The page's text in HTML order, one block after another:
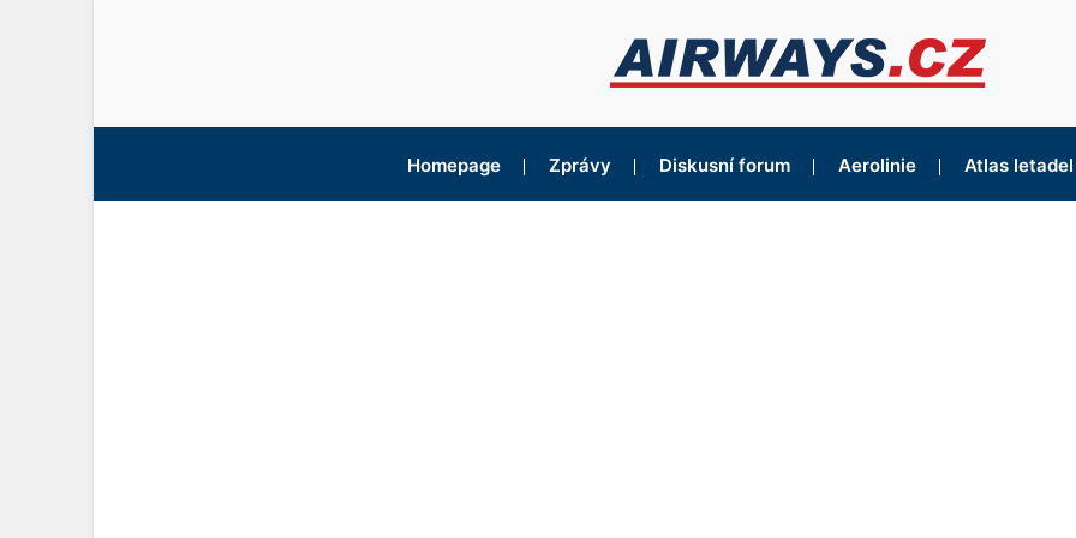
Homepage Zprávy Diskusní forum Aerolinie Atlas letadel